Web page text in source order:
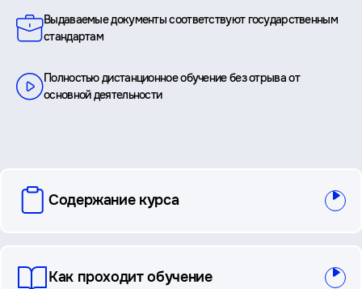
Выдаваемые документы соответствуют государственным
стандартам
Полностью дистанционное обучение без отрыва от
основной деятельности
вопросы
Содержание курса
Как проходит обучение